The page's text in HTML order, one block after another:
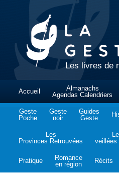
Les livres de
Accueil
Almanachs
Agendas Calendriers
Geste
Poche
Geste
noir
Guides
Geste
Les
Provinces Retrouvées
veillées
Pratique
Romance
en région
Récits